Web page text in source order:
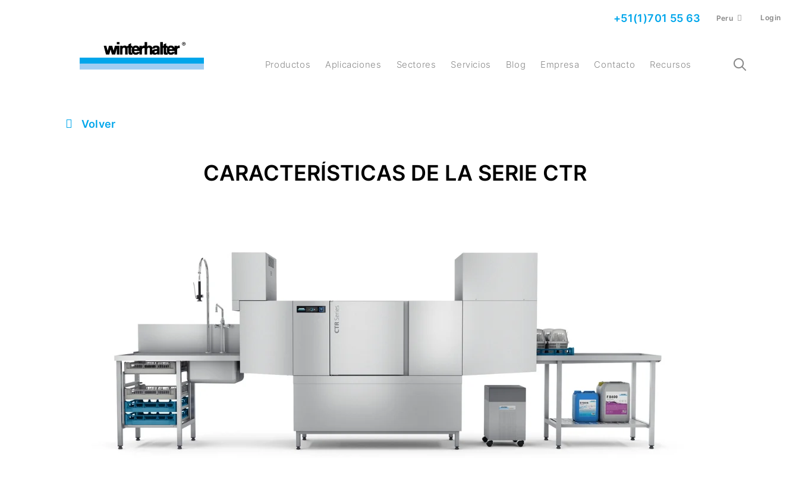
+51(1)701 55 63 Peru Login
Productos Aplicaciones Sectores Servicios Blog Empresa Contacto Recursos
Volver
CARACTERÍSTICAS DE LA SERIE CTR